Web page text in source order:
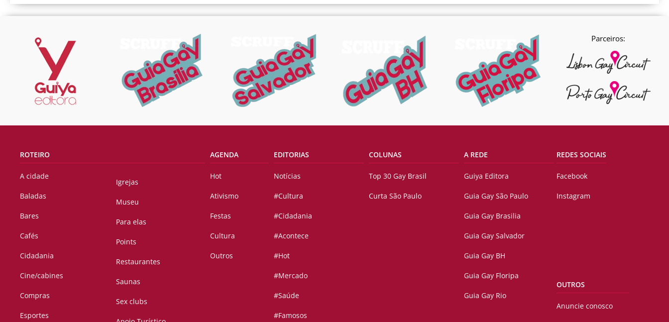
Parceiros:
ROTEIRO
A cidade
Baladas
Bares
Cafés
Cidadania
Cine/cabines
Compras
Esportes
Igrejas
Museu
Para elas
Points
Restaurantes
Saunas
Sex clubs
AGENDA
Hot
Ativismo
Festas
Cultura
Outros
EDITORIAS
Notícias
#Cultura
#Cidadania
#Acontece
#Hot
#Mercado
#Saúde
#Famosos
COLUNAS
Top 30 Gay Brasil
Curta São Paulo
A REDE
Guiya Editora
Guia Gay São Paulo
Guia Gay Brasilia
Guia Gay Salvador
Guia Gay BH
Guia Gay Floripa
Guia Gay Rio
REDES SOCIAIS
Facebook
Instagram
OUTROS
Anuncie conosco